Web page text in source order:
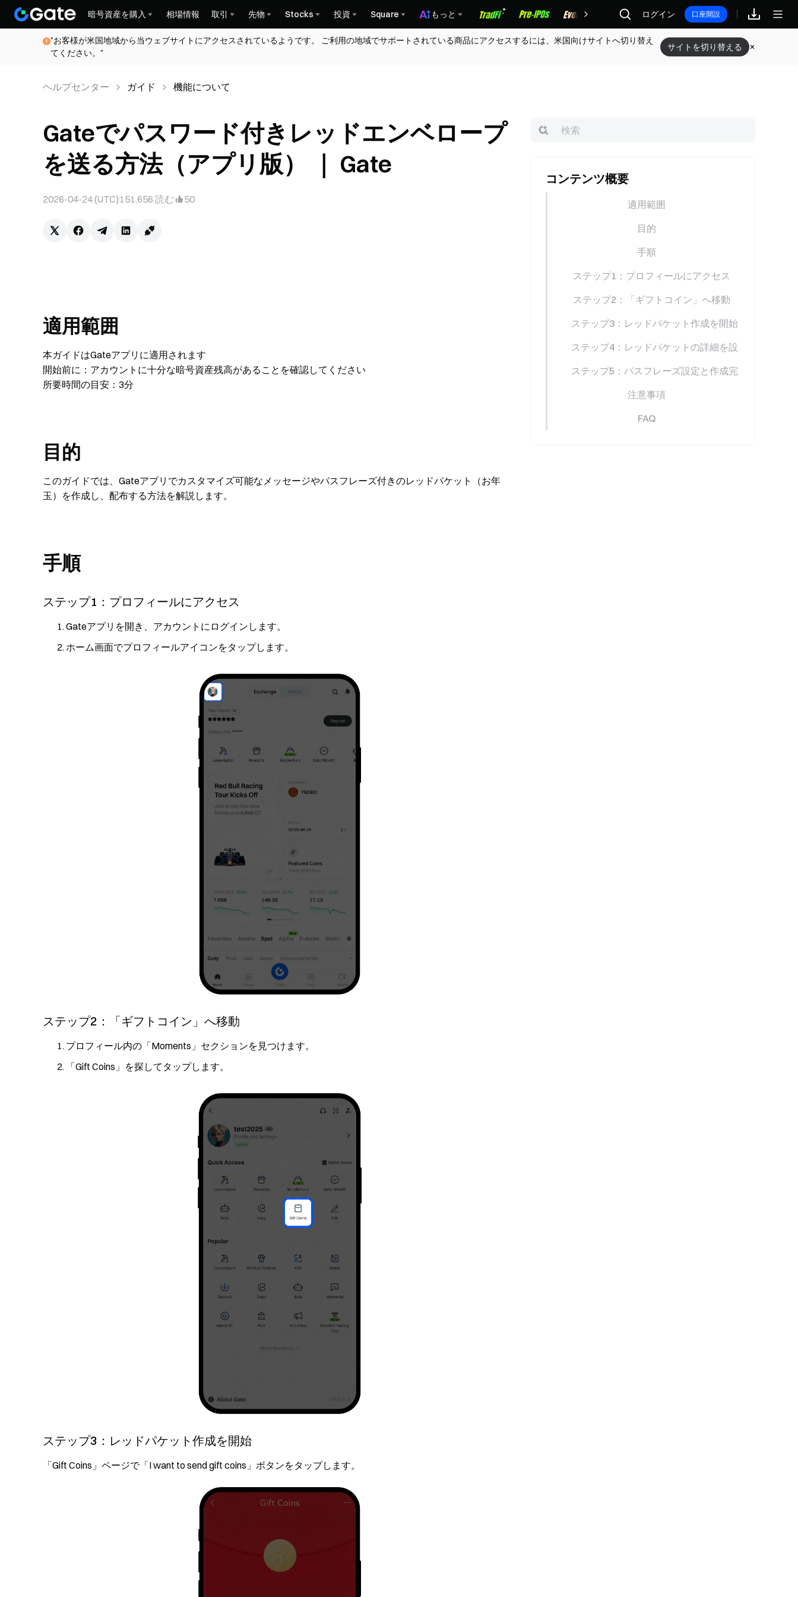
暗号資産を購入 相場情報 取引 先物 Stocks 投資 Square もっと 報酬 ログイン 口座開設
"お客様が米国地域から当ウェブサイトにアクセスされているようです。 ご利用の地域でサポートされている商品にアクセスするには、米国向けサイトへ切り替え
てください。"
サイトを切り替える
ヘルプセンター ガイド 機能について
Gateでパスワード付きレッドエンベロープ
を送る方法（アプリ版） ｜ Gate
2026-04-24 (UTC) 151,656 読む 50
適用範囲
本ガイドはGateアプリに適用されます
開始前に：アカウントに十分な暗号資産残高があることを確認してください
所要時間の目安：3分
目的
このガイドでは、Gateアプリでカスタマイズ可能なメッセージやパスフレーズ付きのレッドパケット（お年
玉）を作成し、配布する方法を解説します。
手順
ステップ1：プロフィールにアクセス
Gateアプリを開き、アカウントにログインします。
ホーム画面でプロフィールアイコンをタップします。
ステップ2：「ギフトコイン」へ移動
プロフィール内の「Moments」セクションを見つけます。
「Gift Coins」を探してタップします。
ステップ3：レッドパケット作成を開始
「Gift Coins」ページで「I want to send gift coins」ボタンをタップします。
コンテンツ概要
適用範囲
目的
手順
ステップ1：プロフィールにアクセス
ステップ2：「ギフトコイン」へ移動
ステップ3：レッドパケット作成を開始
ステップ4：レッドパケットの詳細を設定
ステップ5：パスフレーズ設定と作成完了
注意事項
FAQ